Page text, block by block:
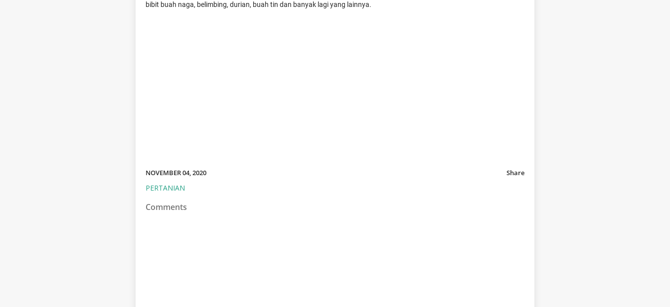
bibit buah naga, belimbing, durian, buah tin dan banyak lagi yang lainnya.
NOVEMBER 04, 2020
PERTANIAN
Share
Comments